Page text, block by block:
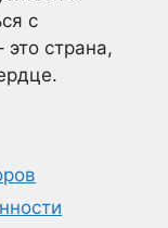
с
страна,